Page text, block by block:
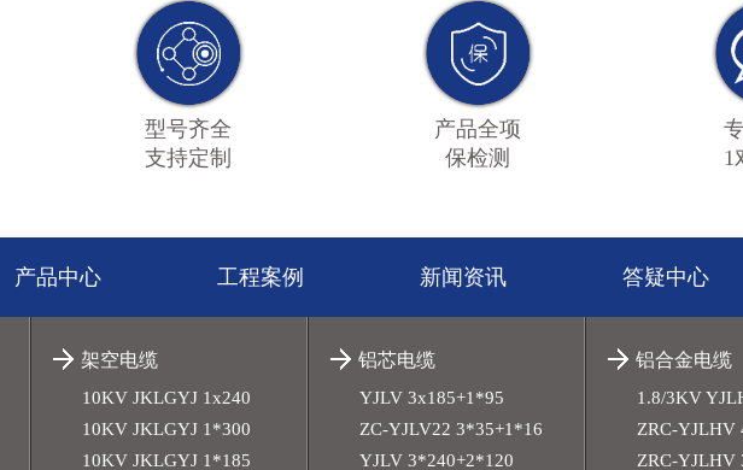
型号齐全
支持定制
产品全项
保检测
1
产品中心 工程案例 新闻资讯 答疑中心
架空电缆
10KV JKLGYJ 1x240
10KV JKLGYJ 1*300
10KV JKLGYJ 1*185
铝芯电缆
YJLV 3x185+1*95
ZC-YJLV22 3*35+1*16
YJLV 3*240+2*120
铝合金电缆
1.8/3KV
ZRC-YJLHV
ZRC-YJLHV